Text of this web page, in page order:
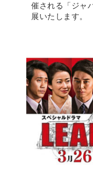
催される「ジャ
展いたします。